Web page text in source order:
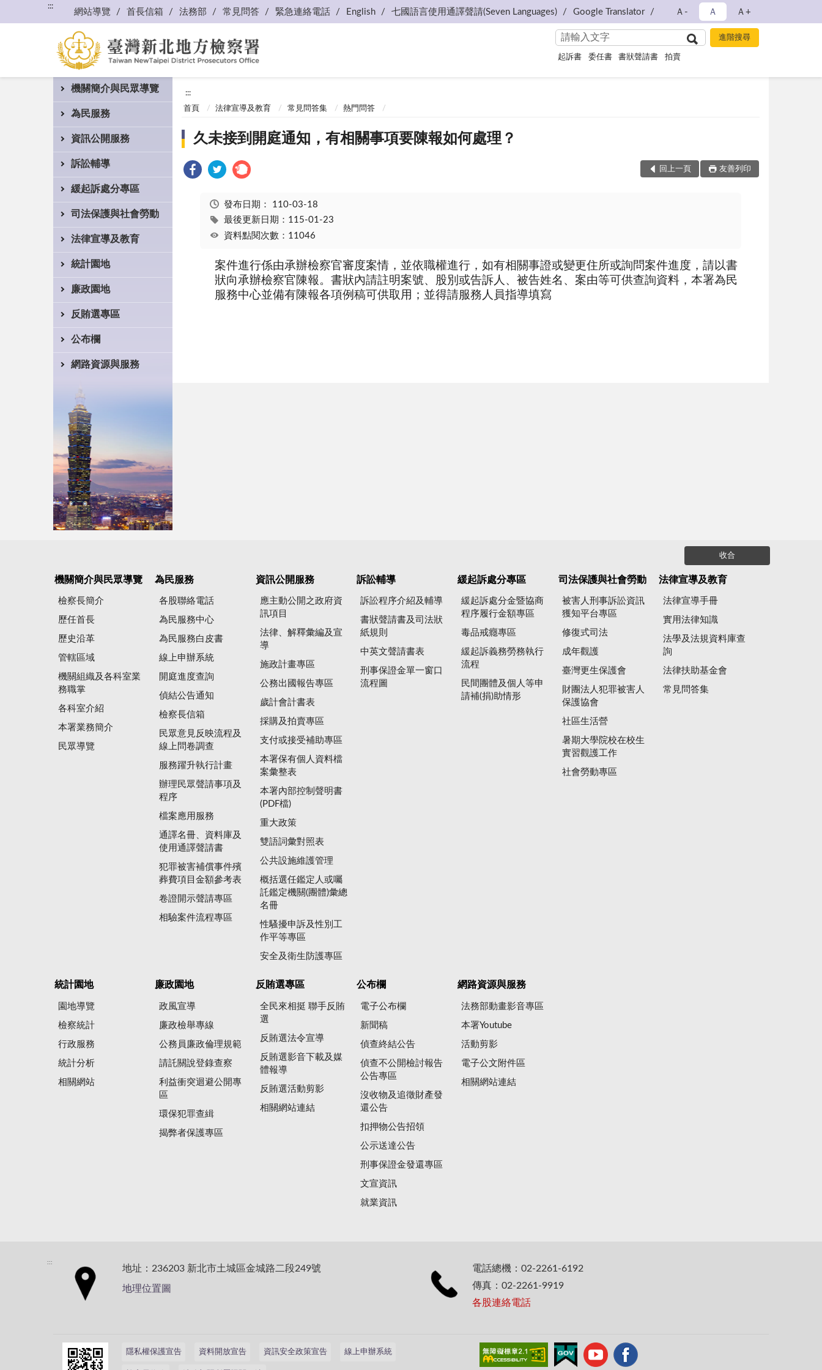
:::
網站導覽 首長信箱 法務部 常見問答 緊急連絡電話 English 七國語言使用通譯聲請(Seven Languages) Google Translator Ａ- Ａ Ａ+
起訴書 委任書 書狀聲請書 拍賣
機關簡介與民眾導覽
為民服務
資訊公開服務
訴訟輔導
緩起訴處分專區
司法保護與社會勞動
法律宣導及教育
統計園地
廉政園地
反賄選專區
公布欄
網路資源與服務
:::
首頁 法律宣導及教育 常見問答集 熱門問答
久未接到開庭通知，有相關事項要陳報如何處理？
回上一頁 友善列印
發布日期： 110-03-18
最後更新日期：115-01-23
資料點閱次數：11046
案件進行係由承辦檢察官審度案情，並依職權進行，如有相關事證或變更住所或詢問案件進度，請以書
狀向承辦檢察官陳報。書狀內請註明案號、股別或告訴人、被告姓名、案由等可供查詢資料，本署為民
服務中心並備有陳報各項例稿可供取用；並得請服務人員指導填寫
收合
機關簡介與民眾導覽
檢察長簡介
歷任首長
歷史沿革
管轄區域
機關組織及各科室業
務職掌
各科室介紹
本署業務簡介
民眾導覽
為民服務
各股聯絡電話
為民服務中心
為民服務白皮書
線上申辦系統
開庭進度查詢
偵結公告通知
檢察長信箱
民眾意見反映流程及
線上問卷調查
服務躍升執行計畫
辦理民眾聲請事項及
程序
檔案應用服務
通譯名冊、資料庫及
使用通譯聲請書
犯罪被害補償事件殯
葬費項目金額參考表
卷證開示聲請專區
相驗案件流程專區
資訊公開服務
應主動公開之政府資
訊項目
法律、解釋彙編及宣
導
施政計畫專區
公務出國報告專區
歲計會計書表
採購及拍賣專區
支付或接受補助專區
本署保有個人資料檔
案彙整表
本署內部控制聲明書
(PDF檔)
重大政策
雙語詞彙對照表
公共設施維護管理
概括選任鑑定人或囑
託鑑定機關(團體)彙總
名冊
性騷擾申訴及性別工
作平等專區
安全及衛生防護專區
訴訟輔導
訴訟程序介紹及輔導
書狀聲請書及司法狀
紙規則
中英文聲請書表
刑事保證金單一窗口
流程圖
緩起訴處分專區
緩起訴處分金暨協商
程序履行金額專區
毒品戒癮專區
緩起訴義務勞務執行
流程
民間團體及個人等申
請補(捐)助情形
司法保護與社會勞動
被害人刑事訴訟資訊
獲知平台專區
修復式司法
成年觀護
臺灣更生保護會
財團法人犯罪被害人
保護協會
社區生活營
暑期大學院校在校生
實習觀護工作
社會勞動專區
法律宣導及教育
法律宣導手冊
實用法律知識
法學及法規資料庫查
詢
法律扶助基金會
常見問答集
統計園地
園地導覽
檢察統計
行政服務
統計分析
相關網站
廉政園地
政風宣導
廉政檢舉專線
公務員廉政倫理規範
請託關說登錄查察
利益衝突迴避公開專
區
環保犯罪查緝
揭弊者保護專區
反賄選專區
全民來相挺 聯手反賄
選
反賄選法令宣導
反賄選影音下載及媒
體報導
反賄選活動剪影
相關網站連結
公布欄
電子公布欄
新聞稿
偵查終結公告
偵查不公開檢討報告
公告專區
沒收物及追徵財產發
還公告
扣押物公告招領
公示送達公告
刑事保證金發還專區
文宣資訊
就業資訊
網路資源與服務
法務部動畫影音專區
本署Youtube
活動剪影
電子公文附件區
相關網站連結
:::
地址：236203 新北市土城區金城路二段249號
地理位置圖
電話總機：02-2261-6192
傳真：02-2261-9919
各股連絡電話
隱私權保護宣告 資料開放宣告 資訊安全政策宣告 線上申辦系統